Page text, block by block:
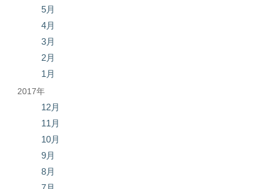
5月
4月
3月
2月
1月
2017年
12月
11月
10月
9月
8月